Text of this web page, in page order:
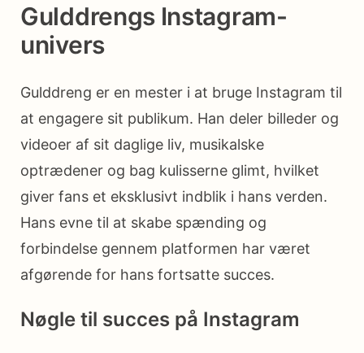
Gulddrengs Instagram-
univers
Gulddreng er en mester i at bruge Instagram til
at engagere sit publikum. Han deler billeder og
videoer af sit daglige liv, musikalske
optrædener og bag kulisserne glimt, hvilket
giver fans et eksklusivt indblik i hans verden.
Hans evne til at skabe spænding og
forbindelse gennem platformen har været
afgørende for hans fortsatte succes.
Nøgle til succes på Instagram